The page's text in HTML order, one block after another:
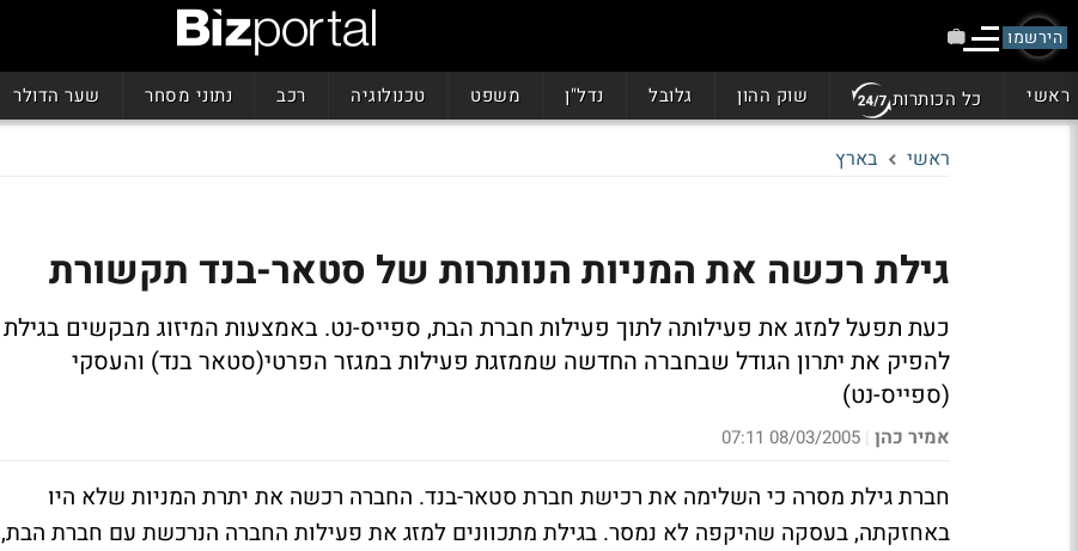
הירשמו
ראשי כל הכותרות שוק ההון גלובל נדל"ן משפט טכנולוגיה רכב נתוני מסחר שער הדולר
ראשי בארץ
גילת רכשה את המניות הנותרות של סטאר-בנד תקשורת
כעת תפעל למזג את פעילותה לתוך פעילות חברת הבת, ספייס-נט. באמצעות המיזוג מבקשים בגילת
להפיק את יתרון הגודל שבחברה החדשה שממזגת פעילות במגזר הפרטי(סטאר בנד) והעסקי
(ספייס-נט)
אמיר כהן |
08/03/2005 07:11
חברת גילת מסרה כי השלימה את רכישת חברת סטאר-בנד. החברה רכשה את יתרת המניות שלא היו
באחזקתה, בעסקה שהיקפה לא נמסר. בגילת מתכוונים למזג את פעילות החברה הנרכשת עם חברת הבת,